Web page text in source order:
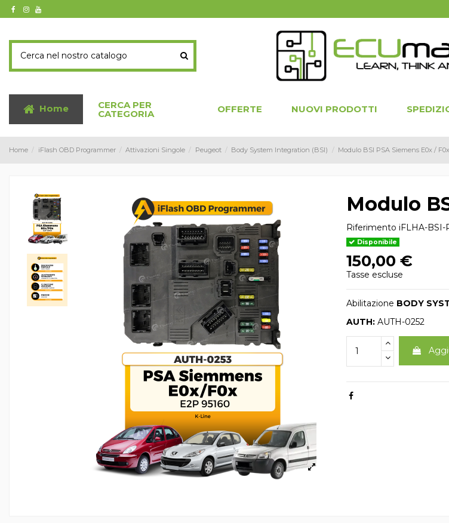
Home CERCA PER
CATEGORIA OFFERTE NUOVI PRODOTTI
Home iFlash OBD Programmer Attivazioni Singole Peugeot Body System Integration (BSI) Modulo BSI PSA Siemens E0x / F0x
Modulo
Riferimento iFLHA-BSI-
Disponibile
150,00 €
Tasse escluse
Abilitazione BODY
AUTH: AUTH-0252